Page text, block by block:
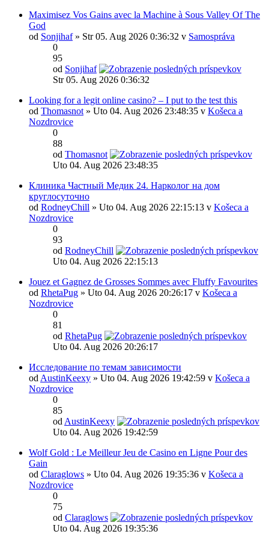
Maximisez Vos Gains avec la Machine à Sous Valley Of The
God
od Sonjihaf» Str 05. Aug 2026 0:36:32 v Samospráva
0
95
od Sonjihaf
Str 05. Aug 2026 0:36:32
Looking for a legit online casino? – I put to the test this
od Thomasnot » Uto 04. Aug 2026 23:48:35 v Košeca a
Nozdrovice
0
88
od Thomasnot
Uto 04. Aug 2026 23:48:35
Клиника Частный Медик 24. Нарколог на дом
круглосуточно
od RodneyChill » Uto 04. Aug 2026 22:15:13 v Košeca a
Nozdrovice
0
93
od RodneyChill
Uto 04. Aug 2026 22:15:13
Jouez et Gagnez de Grosses Sommes avec Fluffy Favourites
od RhetaPug » Uto 04. Aug 2026 20:26:17 v Košeca a
Nozdrovice
0
81
od RhetaPug
Uto 04. Aug 2026 20:26:17
Исследование по темам зависимости
od AustinKeexy » Uto 04. Aug 2026 19:42:59 v Košeca a
Nozdrovice
0
85
od AustinKeexy
Uto 04. Aug 2026 19:42:59
Wolf Gold : Le Meilleur Jeu de Casino en Ligne Pour des
Gain
od Claraglows » Uto 04. Aug 2026 19:35:36 v Košeca a
Nozdrovice
0
75
od Claraglows
Uto 04. Aug 2026 19:35:36